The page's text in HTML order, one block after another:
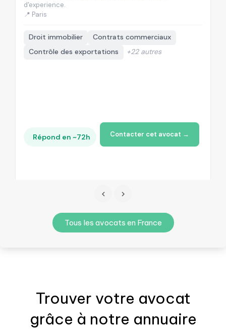
d'experience.
📍 Paris
Droit immobilier
Contrats commerciaux
Contrôle des exportations
+22 autres
Répond en ~72h Contacter cet avocat →
Tous les avocats en France
Trouver votre avocat
grâce à notre annuaire